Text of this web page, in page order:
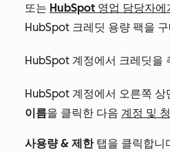
또는 HubSpot 영업 담당자에
HubSpot 크레딧 용량 팩을
HubSpot 계정에서 크레딧을
HubSpot 계정에서 오른쪽 상
이름을 클릭한 다음 계정 및
사용량 & 제한탭을 클릭합니